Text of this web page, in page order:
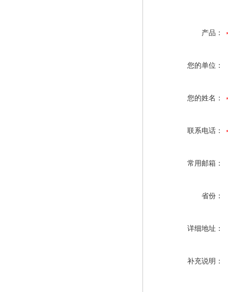
产品：
您的单位：
您的姓名：
联系电话：
常用邮箱：
省份：
详细地址：
补充说明：